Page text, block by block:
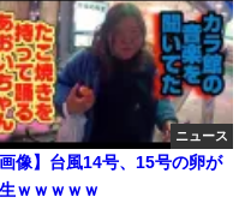
ニュース
画像】台風14号、15号の卵が
ｗｗｗｗｗ